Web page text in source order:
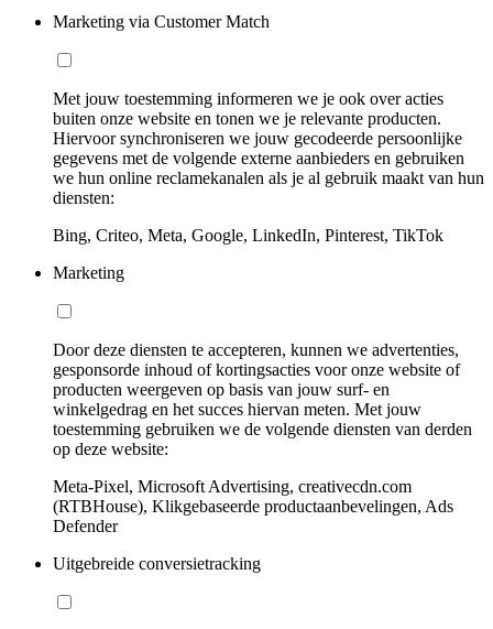
Marketing via Customer Match
Met jouw toestemming informeren we je ook over acties
buiten onze website en tonen we je relevante producten.
Hiervoor synchroniseren we jouw gecodeerde persoonlijke
gegevens met de volgende externe aanbieders en gebruiken
we hun online reclamekanalen als je al gebruik maakt van hun
diensten:
Bing, Criteo, Meta, Google, LinkedIn, Pinterest, TikTok
Marketing
Door deze diensten te accepteren, kunnen we advertenties,
gesponsorde inhoud of kortingsacties voor onze website of
producten weergeven op basis van jouw surf- en
winkelgedrag en het succes hiervan meten. Met jouw
toestemming gebruiken we de volgende diensten van derden
op deze website:
Meta-Pixel, Microsoft Advertising, creativecdn.com
(RTBHouse), Klikgebaseerde productaanbevelingen, Ads
Defender
Uitgebreide conversietracking